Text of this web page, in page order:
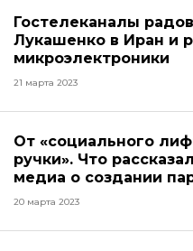
Гостелеканалы
Лукашенко в Иран и
микроэлектроники
21 марта 2023
От «социального
ручки». Что
медиа о создании
20 марта 2023